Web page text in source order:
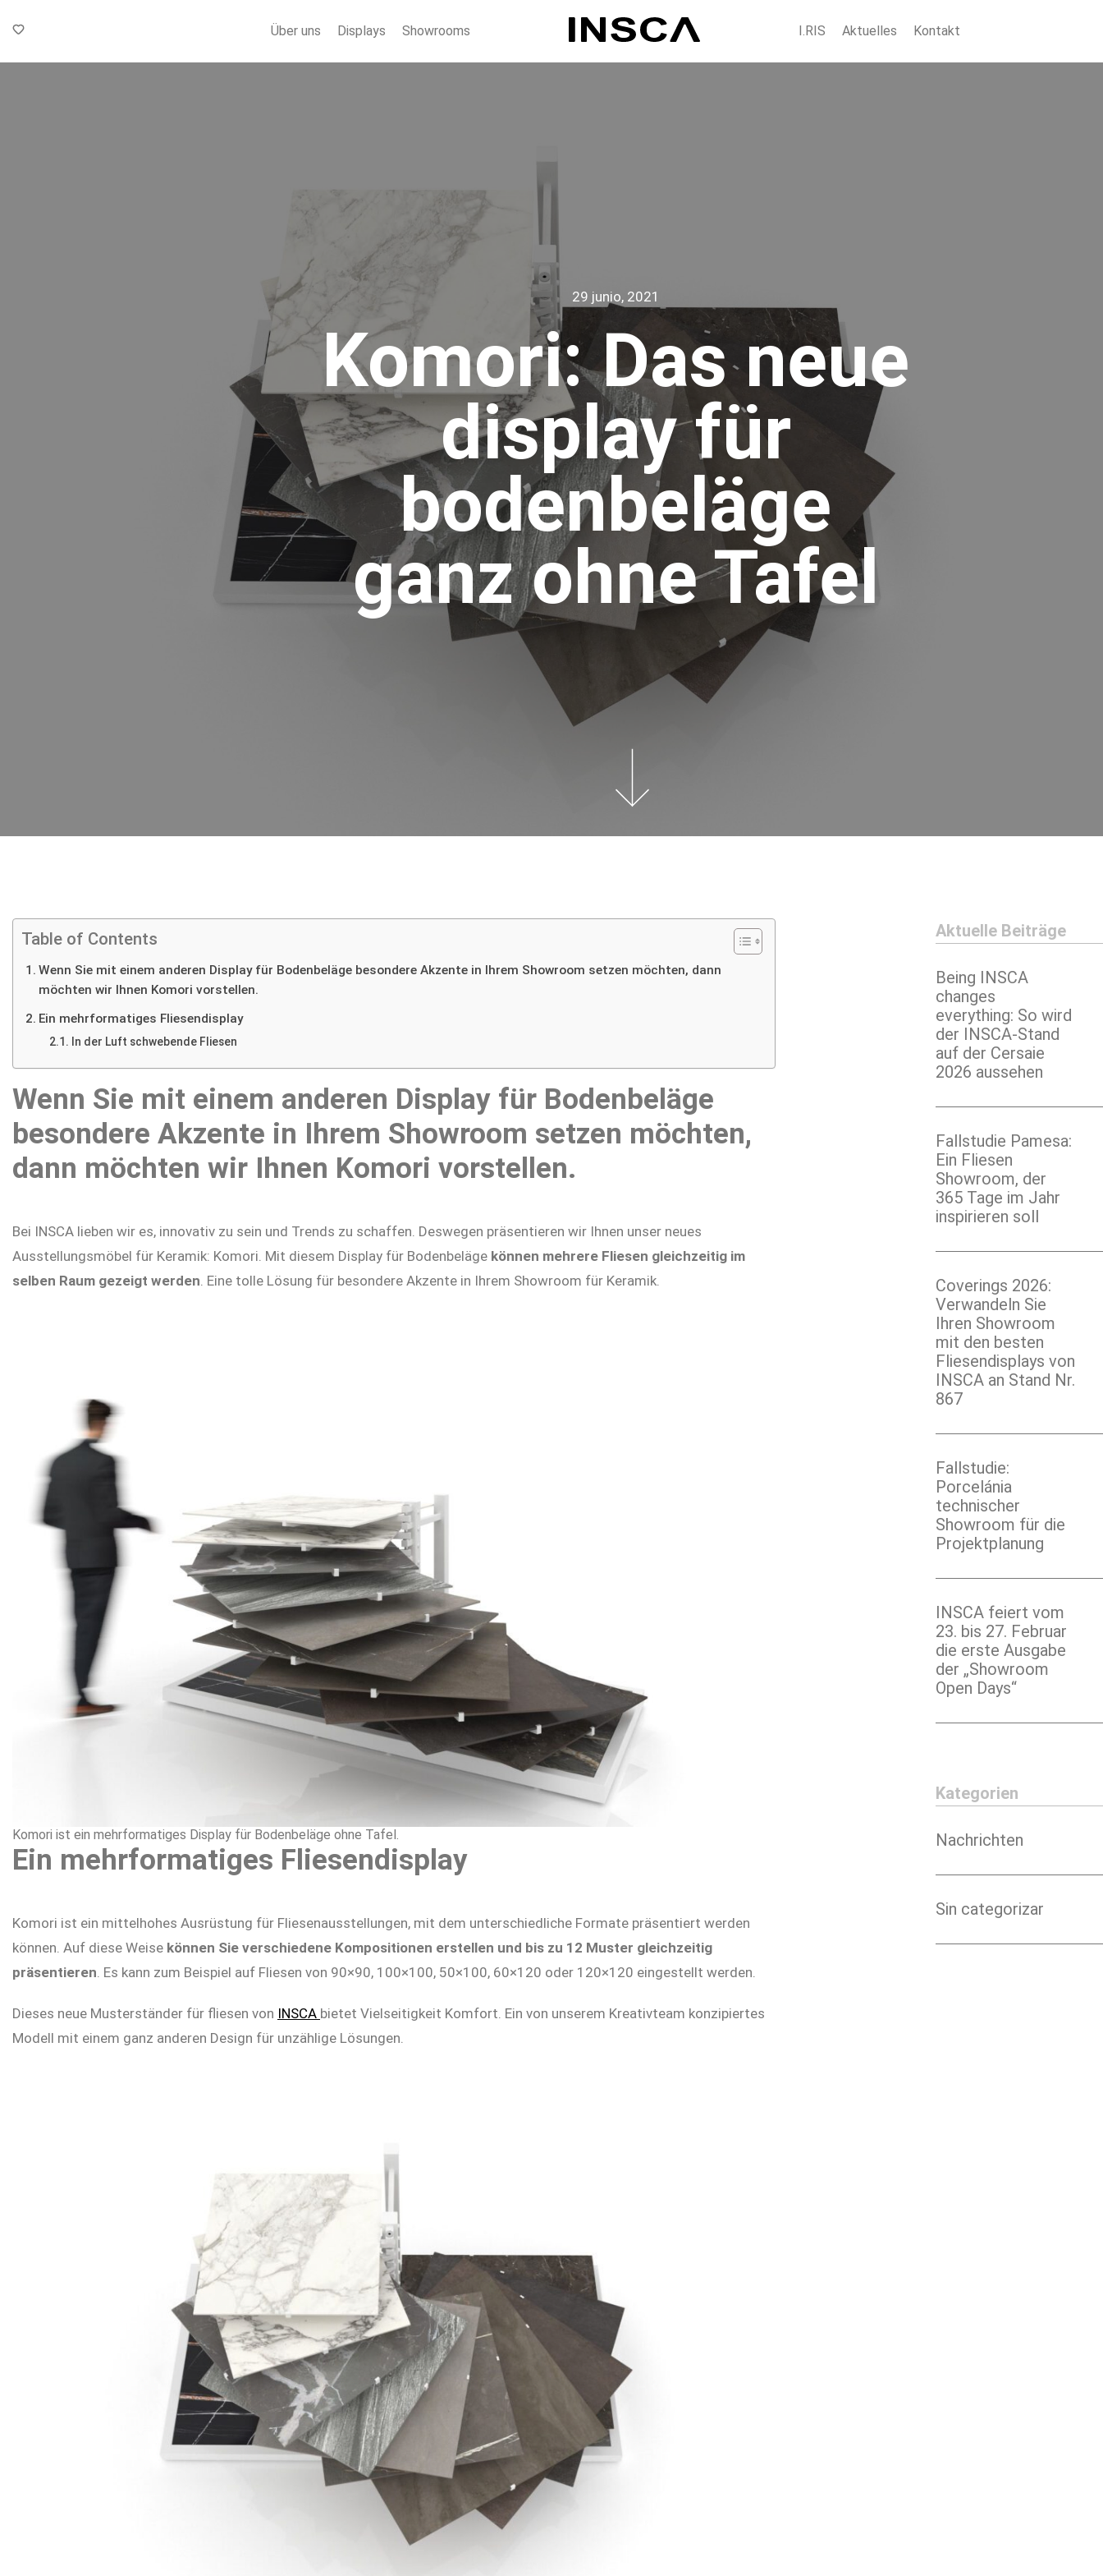
Home
I.RIS
Über
Displays
Showrooms
Aktuelles
Über uns Displays Showrooms I.RIS Aktuelles Kontakt
29 junio, 2021
Komori: Das neue
display für
bodenbeläge
ganz ohne Tafel
Table of Contents
Wenn Sie mit einem anderen Display für Bodenbeläge besondere Akzente in Ihrem Showroom setzen möchten, dann
möchten wir Ihnen Komori vorstellen.
Ein mehrformatiges Fliesendisplay
In der Luft schwebende Fliesen
Wenn Sie mit einem anderen Display für Bodenbeläge
besondere Akzente in Ihrem Showroom setzen möchten,
dann möchten wir Ihnen Komori vorstellen.
Bei INSCA lieben wir es, innovativ zu sein und Trends zu schaffen. Deswegen präsentieren wir Ihnen unser neues
Ausstellungsmöbel für Keramik: Komori. Mit diesem Display für Bodenbeläge können mehrere Fliesen gleichzeitig im
selben Raum gezeigt werden. Eine tolle Lösung für besondere Akzente in Ihrem Showroom für Keramik.
Komori ist ein mehrformatiges Display für Bodenbeläge ohne Tafel.
Ein mehrformatiges Fliesendisplay
Komori ist ein mittelhohes Ausrüstung für Fliesenausstellungen, mit dem unterschiedliche Formate präsentiert werden
können. Auf diese Weise können Sie verschiedene Kompositionen erstellen und bis zu 12 Muster gleichzeitig
präsentieren. Es kann zum Beispiel auf Fliesen von 90×90, 100×100, 50×100, 60×120 oder 120×120 eingestellt werden.
Dieses neue Musterständer für fliesen von INSCA bietet Vielseitigkeit Komfort. Ein von unserem Kreativteam konzipiertes
Modell mit einem ganz anderen Design für unzählige Lösungen.
Aktuelle Beiträge
Being INSCA
changes
everything: So wird
der INSCA-Stand
auf der Cersaie
2026 aussehen
Fallstudie Pamesa:
Ein Fliesen
Showroom, der
365 Tage im Jahr
inspirieren soll
Coverings 2026:
Verwandeln Sie
Ihren Showroom
mit den besten
Fliesendisplays von
INSCA an Stand Nr.
867
Fallstudie:
Porcelánia
technischer
Showroom für die
Projektplanung
INSCA feiert vom
23. bis 27. Februar
die erste Ausgabe
der „Showroom
Open Days“
Kategorien
Nachrichten
Sin categorizar